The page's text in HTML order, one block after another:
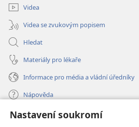
Nastavení soukromí
Videa
Videa se zvukovým popisem
Hledat
Materiály pro lékaře
Informace pro média a vládní úředníky
Nápověda
Dary